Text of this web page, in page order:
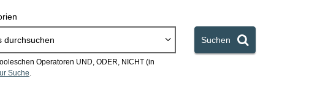
durchsuchen Suchen
Operatoren UND, ODER, NICHT (in
Suche.